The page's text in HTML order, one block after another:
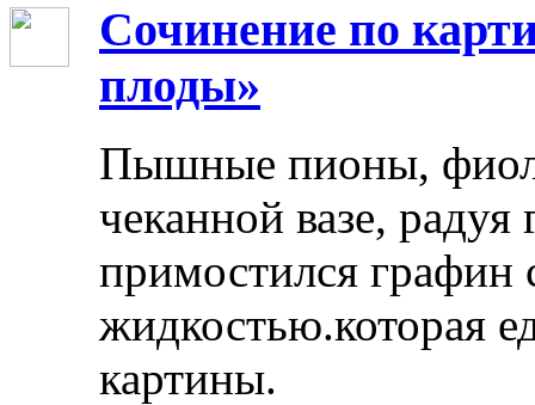
Сочинение по
плоды»
Пышные пионы,
чеканной вазе,
примостился графин
жидкостью.которая
картины.